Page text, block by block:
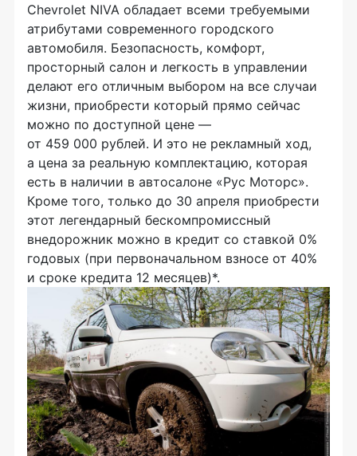
Chevrolet NIVA обладает всеми требуемыми
атрибутами современного городского
автомобиля. Безопасность, комфорт,
просторный салон и легкость в управлении
делают его отличным выбором на все случаи
жизни, приобрести который прямо сейчас
можно по доступной цене —
от 459 000 рублей. И это не рекламный ход,
а цена за реальную комплектацию, которая
есть в наличии в автосалоне «Рус Моторс».
Кроме того, только до 30 апреля приобрести
этот легендарный бескомпромиссный
внедорожник можно в кредит со ставкой 0%
годовых (при первоначальном взносе от 40%
и сроке кредита 12 месяцев)*.